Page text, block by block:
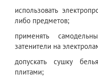
использовать
либо предметов;
применять
затенители на
допускать сушку
плитами;